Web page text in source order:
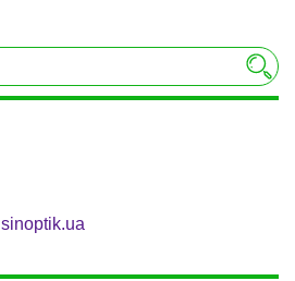
sinoptik.ua